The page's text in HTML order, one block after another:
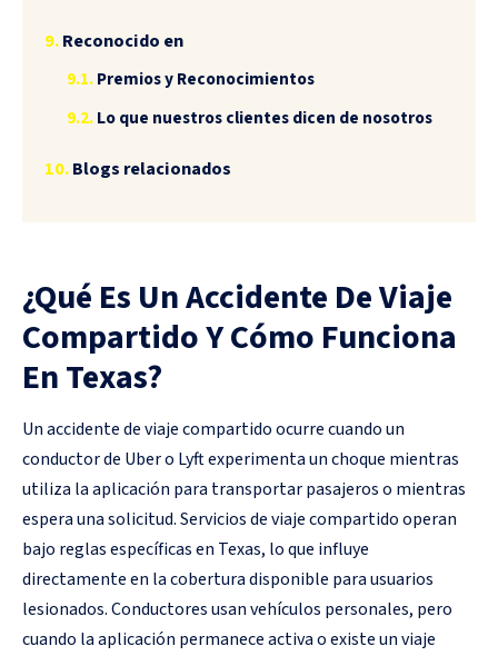
Reconocido en
Premios y Reconocimientos
Lo que nuestros clientes dicen de nosotros
Blogs relacionados
¿Qué Es Un Accidente De Viaje
Compartido Y Cómo Funciona
En Texas?
Un accidente de viaje compartido ocurre cuando un
conductor de Uber o Lyft experimenta un choque mientras
utiliza la aplicación para transportar pasajeros o mientras
espera una solicitud. Servicios de viaje compartido operan
bajo reglas específicas en Texas, lo que influye
directamente en la cobertura disponible para usuarios
lesionados. Conductores usan vehículos personales, pero
cuando la aplicación permanece activa o existe un viaje